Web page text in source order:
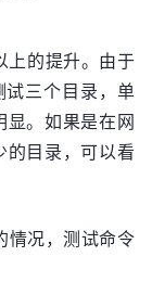
上的提升。由于
三个目录，单
显。如果是在网
的目录，可以看
情况，测试命令